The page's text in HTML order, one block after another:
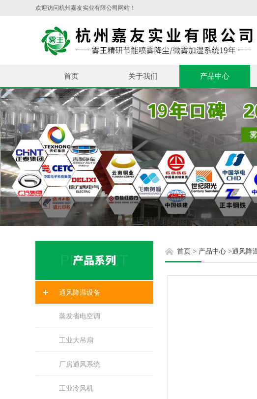
欢迎访问杭州嘉友实业有限公司网站！
首页 关于我们 产品中心
通风降温设备
蒸发省电空调
工业大吊扇
厂房通风系统
工业冷风机
首页 > 产品中心 >通风降